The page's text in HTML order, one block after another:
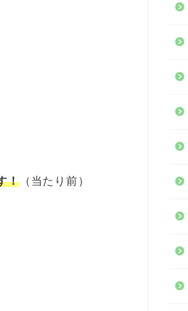
！（当たり前）